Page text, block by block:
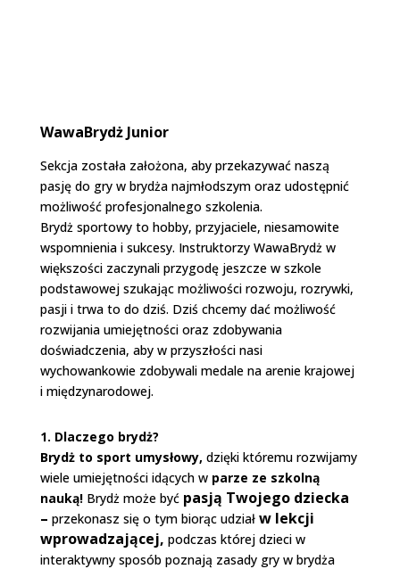
WawaBrydż Junior
Sekcja została założona, aby przekazywać naszą
pasję do gry w brydża najmłodszym oraz udostępnić
możliwość profesjonalnego szkolenia.
Brydż sportowy to hobby, przyjaciele, niesamowite
wspomnienia i sukcesy. Instruktorzy WawaBrydż w
większości zaczynali przygodę jeszcze w szkole
podstawowej szukając możliwości rozwoju, rozrywki,
pasji i trwa to do dziś. Dziś chcemy dać możliwość
rozwijania umiejętności oraz zdobywania
doświadczenia, aby w przyszłości nasi
wychowankowie zdobywali medale na arenie krajowej
i międzynarodowej.
1. Dlaczego brydż?
Brydż to sport umysłowy, dzięki któremu rozwijamy
wiele umiejętności idących wparze ze szkolną
nauką! Brydż może być pasją Twojego dziecka
– przekonasz się o tym biorąc udział w lekcji
wprowadzającej, podczas której dzieci w
interaktywny sposób poznają zasady gry w brydża